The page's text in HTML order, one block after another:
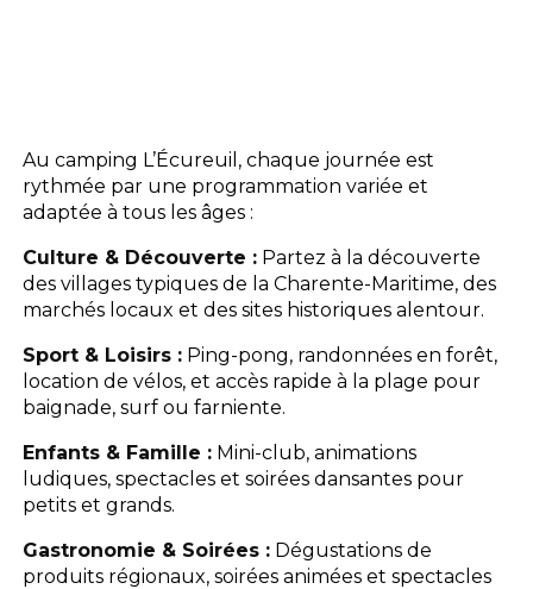
Au camping L’Écureuil, chaque journée est
rythmée par une programmation variée et
adaptée à tous les âges :
Culture & Découverte : Partez à la découverte
des villages typiques de la Charente-Maritime, des
marchés locaux et des sites historiques alentour.
Sport & Loisirs : Ping-pong, randonnées en forêt,
location de vélos, et accès rapide à la plage pour
baignade, surf ou farniente.
Enfants & Famille : Mini-club, animations
ludiques, spectacles et soirées dansantes pour
petits et grands.
Gastronomie & Soirées : Dégustations de
produits régionaux, soirées animées et spectacles